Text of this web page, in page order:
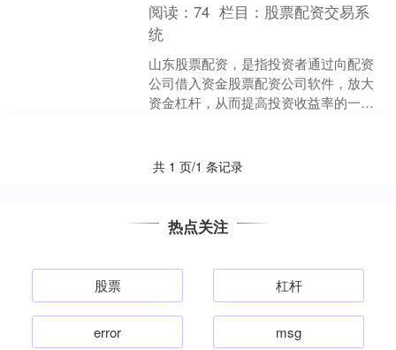
阅读：74 栏目： 股票配资交易系
统
山东股票配资，是指投资者通过向配资
公司借入资金股票配资公司软件，放大
资金杠杆，从而提高投资收益率的一种
共 1 页/1 条记录
热点关注
股票 杠杆
error msg